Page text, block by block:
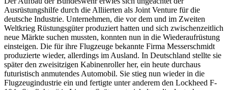
Ausrüstungshilfe durch die Alliierten als Joint Venture für die
deutsche Industrie. Unternehmen, die vor dem und im Zweiten
Weltkrieg Rüstungsgüter produziert hatten und sich zwischenzeitlich
neue Märkte suchen mussten, konnten nun in die Wiederaufrüstung
einsteigen. Die für ihre Flugzeuge bekannte Firma Messerschmidt
produzierte wieder, allerdings im Ausland. In Deutschland stellte sie
später den zweisitzigen Kabinenroller her, ein heute durchaus
futuristisch anmutendes Automobil. Sie stieg nun wiederin die
Flugzeugindustrie ein und fertigte unter anderem den Lockheed F-